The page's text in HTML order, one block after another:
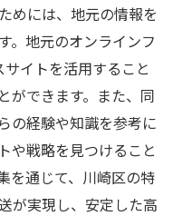
めには、地元の情報を
。地元のオンラインフ
サイトを活用すること
ができます。また、同
の経験や知識を参考に
や戦略を見つけること
を通じて、川崎区の特
が実現し、安定した高